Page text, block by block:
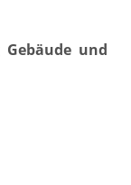
und